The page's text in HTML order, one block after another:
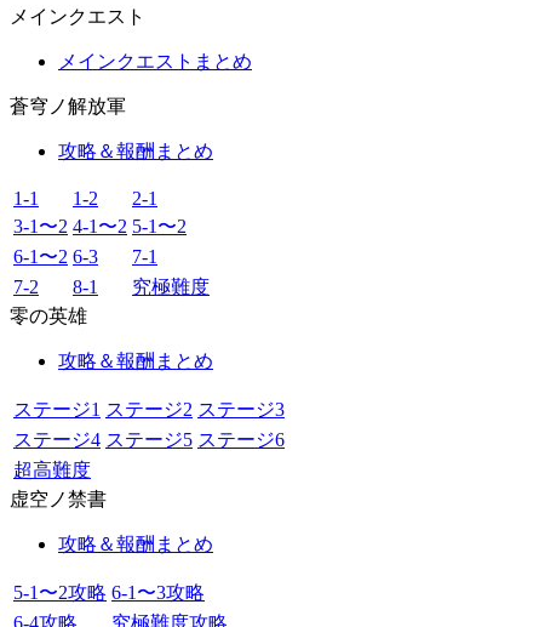
メインクエスト
メインクエストまとめ
蒼穹ノ解放軍
攻略＆報酬まとめ
1-1 1-2
2-1
3-1〜2 4-1〜2 5-1〜2
6-1〜2 6-3
7-1
7-2
8-1
究極難度
零の英雄
攻略＆報酬まとめ
ステージ1 ステージ2 ステージ3
ステージ4 ステージ5 ステージ6
超高難度
虚空ノ禁書
攻略＆報酬まとめ
5-1〜2攻略 6-1〜3攻略
6-4攻略
究極難度攻略